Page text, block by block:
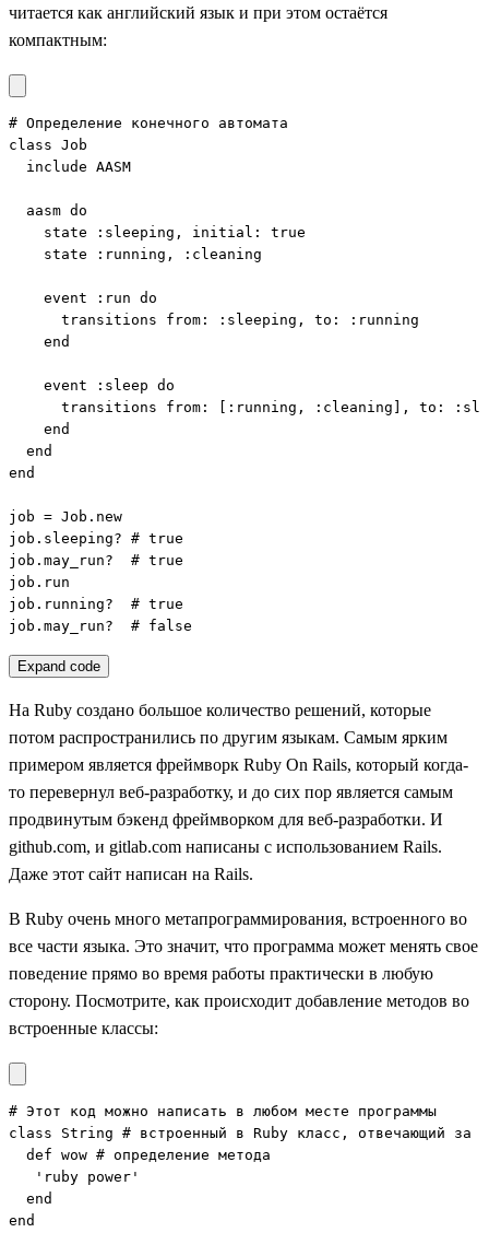
читается как английский язык и при этом остаётся
компактным:
# Определение конечного автомата
class Job
  include AASM
  aasm do
    state :sleeping, initial: true
    state :running, :cleaning
    event :run do
      transitions from: :sleeping, to: :running
    end
    event :sleep do
transitions from: [:running, :cleaning], to:
    end
  end
end
job = Job.new
job.sleeping? # true
job.may_run?  # true
job.run
job.running?  # true
job.may_run?  # false
Expand code
На Ruby создано большое количество решений, которые
потом распространились по другим языкам. Самым ярким
примером является фреймворк Ruby On Rails, который когда-
то перевернул веб-разработку, и до сих пор является самым
продвинутым бэкенд фреймворком для веб-разработки. И
github.com, и gitlab.com написаны с использованием Rails.
Даже этот сайт написан на Rails.
В Ruby очень много метапрограммирования, встроенного во
все части языка. Это значит, что программа может менять свое
поведение прямо во время работы практически в любую
сторону. Посмотрите, как происходит добавление методов во
встроенные классы:
# Этот код можно написать в любом месте программы
class String # встроенный в Ruby класс, отвечающий за
  def wow # определение метода
   'ruby power'
  end
end